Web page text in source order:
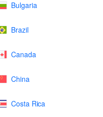
Bulgaria
Brazil
Canada
China
Costa Rica